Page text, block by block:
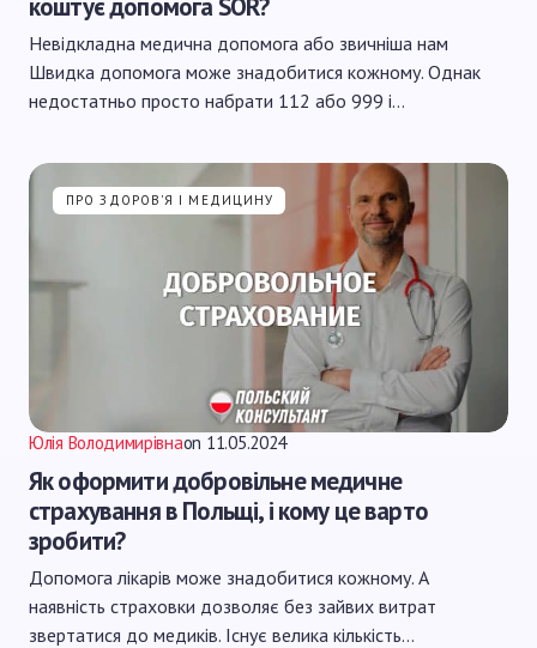
коштує допомога SOR?
Невідкладна медична допомога або звичніша нам
Швидка допомога може знадобитися кожному. Однак
недостатньо просто набрати 112 або 999 і…
ПРО ЗДОРОВ'Я І МЕДИЦИНУ
Юлія Володимирівнаon 11.05.2024
Як оформити добровільне медичне
страхування в Польщі, і кому це варто
зробити?
Допомога лікарів може знадобитися кожному. А
наявність страховки дозволяє без зайвих витрат
звертатися до медиків. Існує велика кількість…